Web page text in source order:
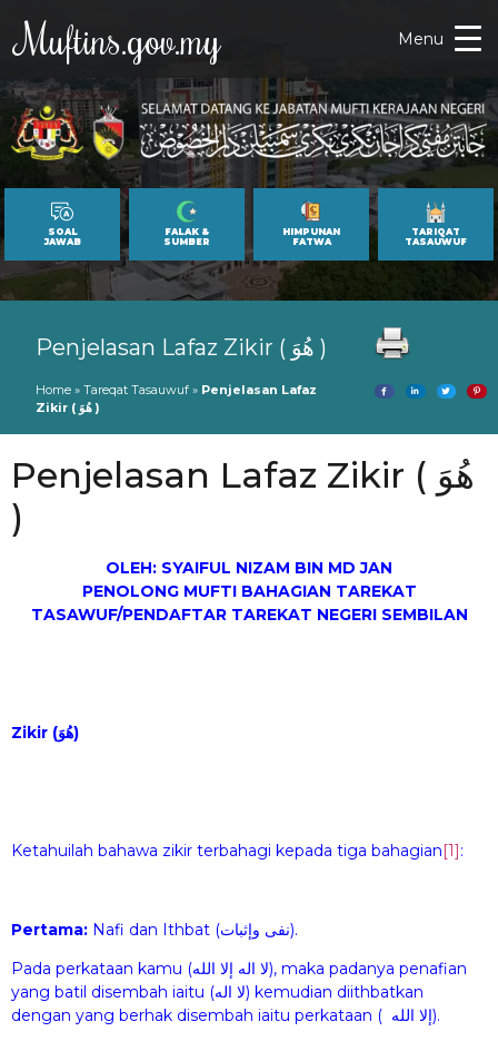
Muftins.gov.my Menu
SOAL
JAWAB
FALAK &
SUMBER
HIMPUNAN
FATWA
TARIQAT
TASAUWUF
Penjelasan Lafaz Zikir ( هُوَ )
Home » Tareqat Tasauwuf » Penjelasan Lafaz
Zikir ( هُوَ )
Penjelasan Lafaz Zikir ( هُوَ
)
OLEH: SYAIFUL NIZAM BIN MD JAN
PENOLONG MUFTI BAHAGIAN TAREKAT
TASAWUF/PENDAFTAR TAREKAT NEGERI SEMBILAN
Zikir (هُوَ)
Ketahuilah bahawa zikir terbahagi kepada tiga bahagian[1]:
Pertama:
Nafi dan Ithbat (نفى وإثبات).
Pada perkataan kamu (لا اله إلا الله), maka padanya penafian
yang batil disembah iaitu (لا اله) kemudian diithbatkan
dengan yang berhak disembah iaitu perkataan ( إلا الله).